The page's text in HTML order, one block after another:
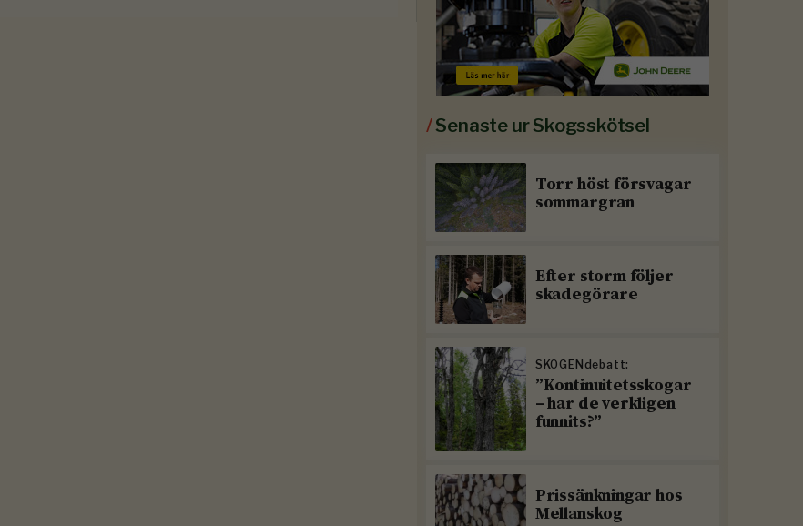
/Senaste ur Skogsskötsel
Torr höst försvagar
sommargran
Efter storm följer
skadegörare
SKOGENdebatt:
”Kontinuitetsskogar
– har de verkligen
funnits?”
Prissänkningar hos
Mellanskog